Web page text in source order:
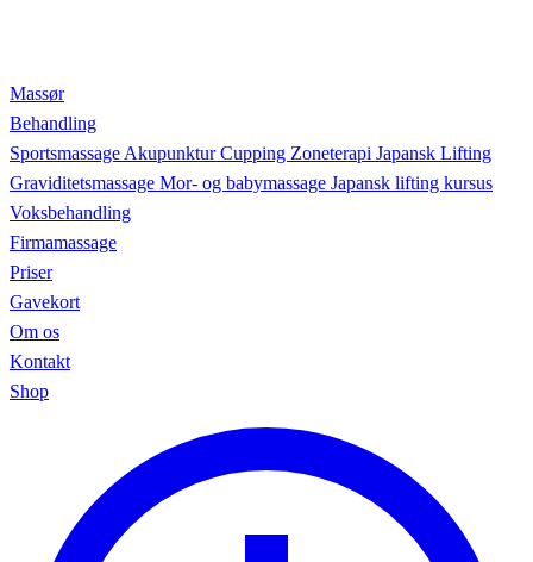
Massør
Behandling
Sportsmassage AkupunkturCupping Zoneterapi Japansk Lifting
Graviditetsmassage Mor- og babymassage Japansk lifting kursus
Voksbehandling
Firmamassage
Priser
Gavekort
Om os
Kontakt
Shop